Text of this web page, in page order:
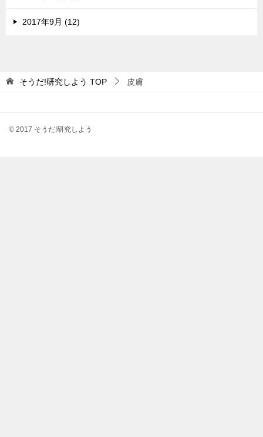
2017年9月 (12)
そうだ!研究しよう TOP 皮膚
© 2017 そうだ!研究しよう